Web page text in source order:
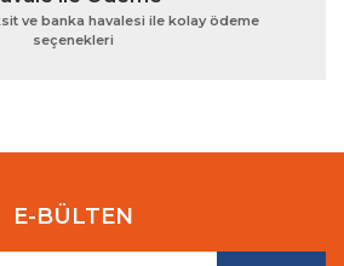
ve banka havalesi ile kolay ödeme
seçenekleri
E-BÜLTEN